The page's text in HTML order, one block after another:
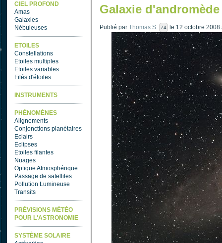
CIEL PROFOND
Amas
Galaxies
Nébuleuses
ETOILES
Constellations
Etoiles multiples
Etoiles variables
Filés d'étoiles
INSTRUMENTS
PHÉNOMÈNES
Alignements
Conjonctions planétaires
Eclairs
Eclipses
Etoiles filantes
Nuages
Optique Atmosphérique
Passage de satellites
Pollution Lumineuse
Transits
PRÉVISIONS MÉTÉO
POUR L'ASTRONOMIE
SYSTÈME SOLAIRE
Galaxie d'andromède
Publié par Thomas S. 74 le 12 octobre 2008